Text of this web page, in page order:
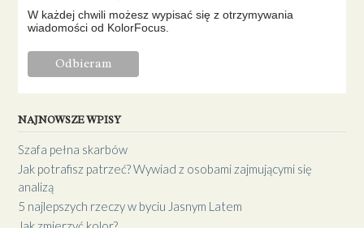
W każdej chwili możesz wypisać się z otrzymywania
wiadomości od KolorFocus.
NAJNOWSZE WPISY
Szafa pełna skarbów
Jak potrafisz patrzeć? Wywiad z osobami zajmującymi się
analizą
5 najlepszych rzeczy w byciu Jasnym Latem